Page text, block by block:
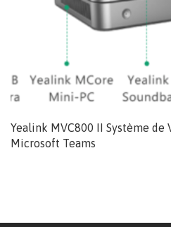
Yealink MVC800 II Système de
Microsoft Teams